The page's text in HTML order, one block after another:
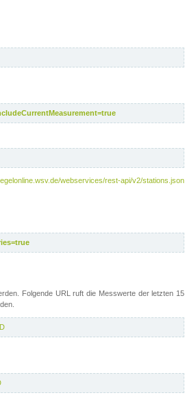
webservices/rest-api/v2/stations.json
Folgende URL ruft die Messwerte der letzten 15